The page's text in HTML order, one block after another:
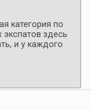
категория по
здесь
и у каждого